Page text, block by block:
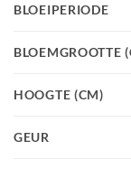
BLOEIPERIODE
BLOEMGROOTTE
HOOGTE (CM)
GEUR